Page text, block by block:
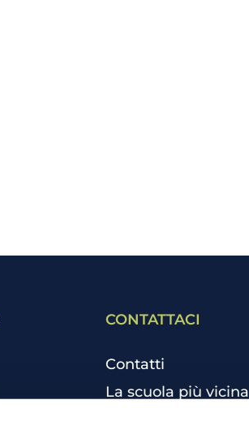
CONTATTACI
Contatti
La scuola più vicina